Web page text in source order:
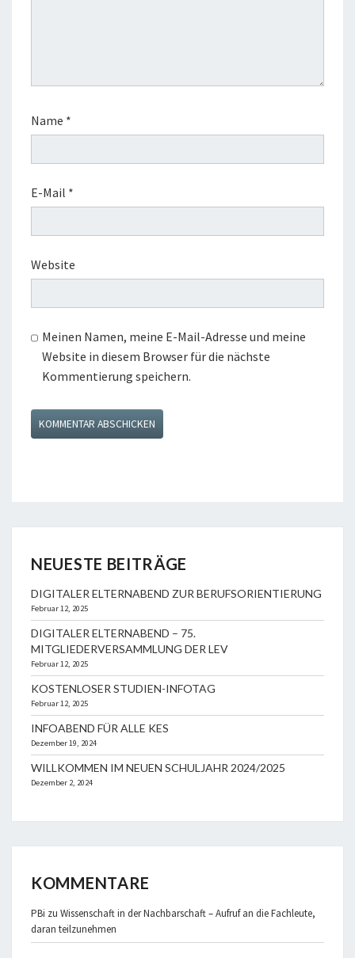
Name *
E-Mail *
Website
Meinen Namen, meine E-Mail-Adresse und meine
Website in diesem Browser für die nächste
Kommentierung speichern.
NEUESTE BEITRÄGE
DIGITALER ELTERNABEND ZUR BERUFSORIENTIERUNG
Februar 12, 2025
DIGITALER ELTERNABEND – 75.
MITGLIEDERVERSAMMLUNG DER LEV
Februar 12, 2025
KOSTENLOSER STUDIEN-INFOTAG
Februar 12, 2025
INFOABEND FÜR ALLE KES
Dezember 19, 2024
WILLKOMMEN IM NEUEN SCHULJAHR 2024/2025
Dezember 2, 2024
KOMMENTARE
PBi zu Wissenschaft in der Nachbarschaft – Aufruf an die Fachleute,
daran teilzunehmen